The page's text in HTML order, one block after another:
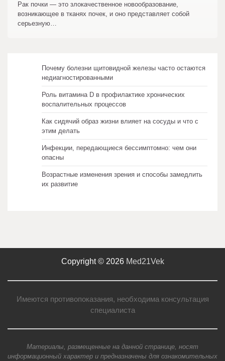
Рак почки — это злокачественное новообразование,
возникающее в тканях почек, и оно представляет собой
серьезную…
Почему болезни щитовидной железы часто остаются
недиагностированными
Роль витамина D в профилактике хронических
воспалительных процессов
Как сидячий образ жизни влияет на сосуды и что с
этим делать
Инфекции, передающиеся бессимптомно: чем они
опасны
Возрастные изменения зрения и способы замедлить
их развитие
Copyright © 2026 Med21Vek
Имеются противопоказания, необходима консультация
специалиста
Материалы, размещенные на данной странице, носят
информационный характер и предназначены для ознакомительных